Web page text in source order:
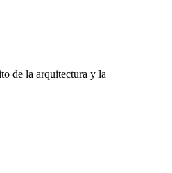
de la arquitectura y la